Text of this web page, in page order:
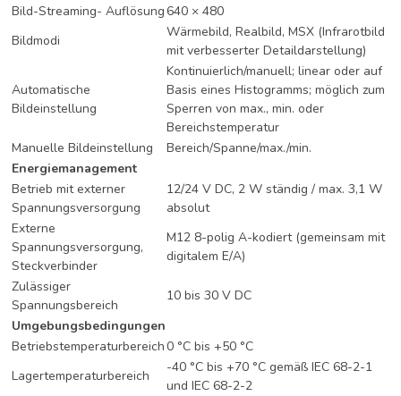
Bild-Streaming- Auflösung640 × 480
Bildmodi
Wärmebild, Realbild, MSX (Infrarotbild
mit verbesserter Detaildarstellung)
Automatische
Bildeinstellung
Kontinuierlich/manuell; linear oder auf
Basis eines Histogramms; möglich zum
Sperren von max., min. oder
Bereichstemperatur
Manuelle Bildeinstellung
Bereich/Spanne/max./min.
Energiemanagement
Betrieb mit externer
Spannungsversorgung
12/24 V DC, 2 W ständig / max. 3,1 W
absolut
Externe
Spannungsversorgung,
Steckverbinder
M12 8-polig A-kodiert (gemeinsam mit
digitalem E/A)
Zulässiger
Spannungsbereich
10 bis 30 V DC
Umgebungsbedingungen
Betriebstemperaturbereich0 °C bis +50 °C
Lagertemperaturbereich
-40 °C bis +70 °C gemäß IEC 68-2-1
und IEC 68-2-2